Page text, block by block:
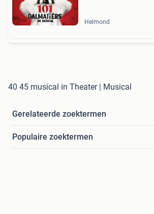
Helmond
40 45 musical in Theater | Musical
Gerelateerde zoektermen
Populaire zoektermen